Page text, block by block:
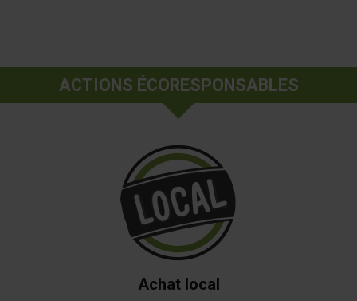
ACTIONS ÉCORESPONSABLES
Achat local